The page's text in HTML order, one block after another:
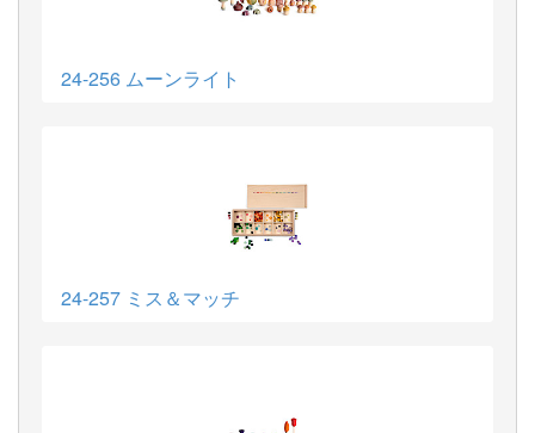
24-256 ムーンライト
24-257 ミス＆マッチ